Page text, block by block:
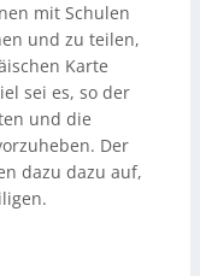
mit Schulen
und zu teilen,
Karte
sei es, so der
und die
Der
dazu dazu auf,